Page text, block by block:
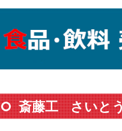
斎藤工 さいと